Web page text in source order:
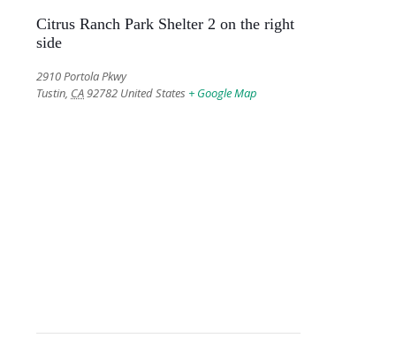
Citrus Ranch Park Shelter 2 on the right
side
2910 Portola Pkwy
Tustin, CA92782 United States + Google Map